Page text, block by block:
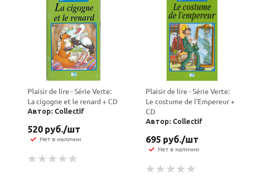
Plaisir de lire - Série Verte:
La cigogne et le renard + CD
Автор: Collectif
520 руб./шт
Нет в наличии
Plaisir de lire - Série Verte:
Le costume de l'Empereur +
CD
Автор: Collectif
695 руб./шт
Нет в наличии